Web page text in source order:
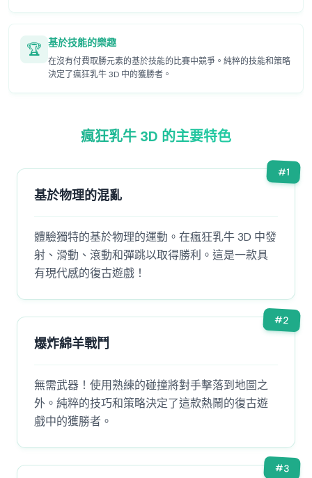
🏆 基於技能的樂趣
在沒有付費取勝元素的基於技能的比賽中競爭。純粹的技能和策略
決定了瘋狂乳牛 3D 中的獲勝者。
瘋狂乳牛 3D 的主要特色
#1
基於物理的混亂
體驗獨特的基於物理的運動。在瘋狂乳牛 3D 中發
射、滑動、滾動和彈跳以取得勝利。這是一款具
有現代感的復古遊戲！
#2
爆炸綿羊戰鬥
無需武器！使用熟練的碰撞將對手擊落到地圖之
外。純粹的技巧和策略決定了這款熱鬧的復古遊
戲中的獲勝者。
#3